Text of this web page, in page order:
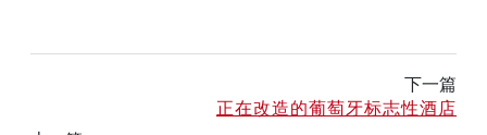
下一篇
正在改造的葡萄牙标志性酒店